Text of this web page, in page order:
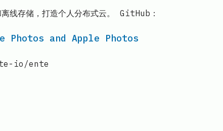
线存储，打造个人分布式云。 GitHub：
and Apple Photos
io/ente